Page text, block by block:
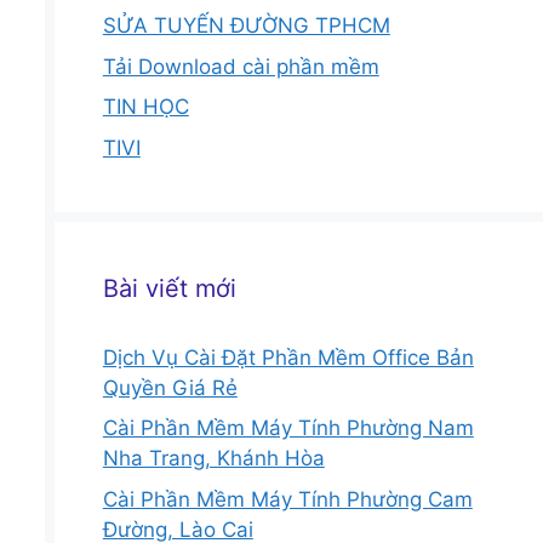
SỬA TUYẾN ĐƯỜNG TPHCM
Tải Download cài phần mềm
TIN HỌC
TIVI
Bài viết mới
Dịch Vụ Cài Đặt Phần Mềm Office Bản
Quyền Giá Rẻ
Cài Phần Mềm Máy Tính Phường Nam
Nha Trang, Khánh Hòa
Cài Phần Mềm Máy Tính Phường Cam
Đường, Lào Cai